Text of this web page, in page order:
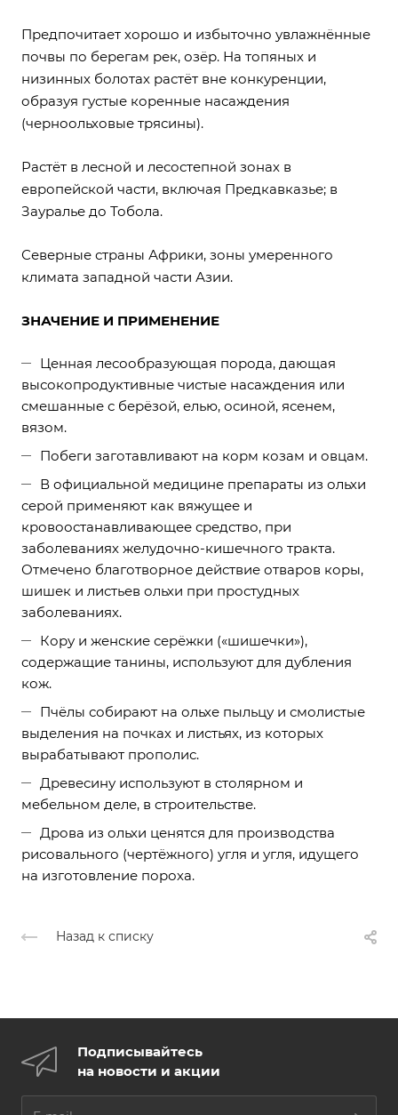
Предпочитает хорошо и избыточно увлажнённые
почвы по берегам рек, озёр. На топяных и
низинных болотах растёт вне конкуренции,
образуя густые коренные насаждения
(черноольховые трясины).
Растёт в лесной и лесостепной зонах в
европейской части, включая Предкавказье; в
Зауралье до Тобола.
Северные страны Африки, зоны умеренного
климата западной части Азии.
ЗНАЧЕНИЕ И ПРИМЕНЕНИЕ
Ценная лесообразующая порода, дающая
высокопродуктивные чистые насаждения или
смешанные с берёзой, елью, осиной, ясенем,
вязом.
Побеги заготавливают на корм козам и овцам.
В официальной медицине препараты из ольхи
серой применяют как вяжущее и
кровоостанавливающее средство, при
заболеваниях желудочно-кишечного тракта.
Отмечено благотворное действие отваров коры,
шишек и листьев ольхи при простудных
заболеваниях.
Кору и женские серёжки («шишечки»),
содержащие танины, используют для дубления
кож.
Пчёлы собирают на ольхе пыльцу и смолистые
выделения на почках и листьях, из которых
вырабатывают прополис.
Древесину используют в столярном и
мебельном деле, в строительстве.
Дрова из ольхи ценятся для производства
рисовального (чертёжного) угля и угля, идущего
на изготовление пороха.
Назад к списку
Подписывайтесь
на новости и акции